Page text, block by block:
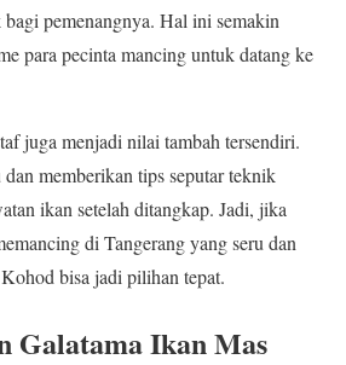
pemenangnya. Hal ini semakin
para pecinta mancing untuk datang ke
juga menjadi nilai tambah tersendiri.
memberikan tips seputar teknik
ikan setelah ditangkap. Jadi, jika
di Tangerang yang seru dan
bisa jadi pilihan tepat.
Galatama Ikan Mas